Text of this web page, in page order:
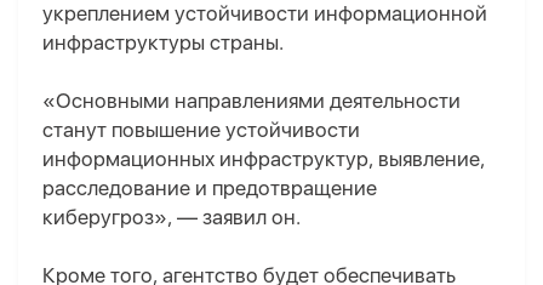
укреплением устойчивости информационной
инфраструктуры страны.
«Основными направлениями деятельности
станут повышение устойчивости
информационных инфраструктур, выявление,
расследование и предотвращение
киберугроз», — заявил он.
Кроме того, агентство будет обеспечивать